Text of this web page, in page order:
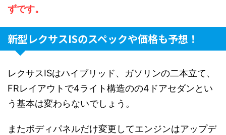
ずです。
新型レクサスISのスペックや価格も予想！
レクサスISはハイブリッド、ガソリンの二本立て、
FRレイアウトで4ライト構造のの4ドアセダンとい
う基本は変わらないでしょう。
またボディパネルだけ変更してエンジンはアップデ